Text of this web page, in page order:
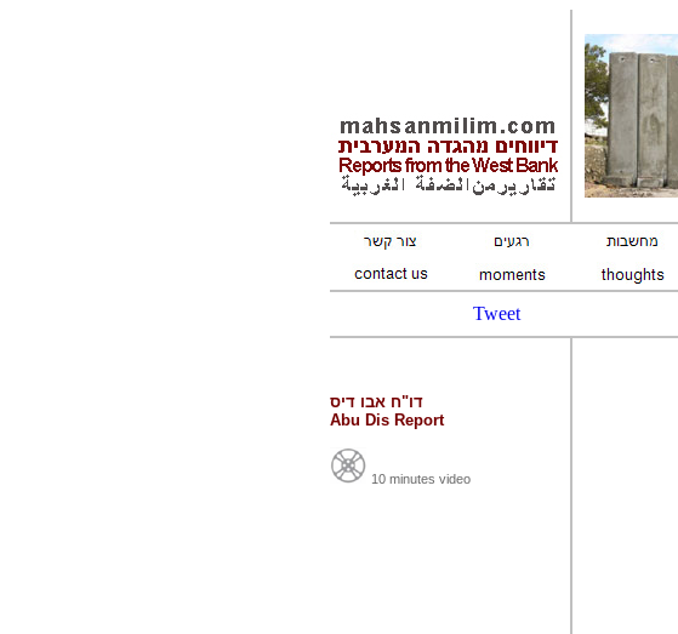
Tweet
דו"ח אבו דיס
Abu Dis Report
10 minutes video